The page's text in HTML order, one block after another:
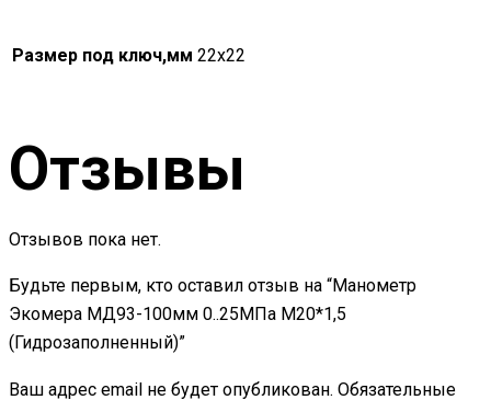
Размер под ключ,мм 22х22
Отзывы
Отзывов пока нет.
Будьте первым, кто оставил отзыв на “Манометр
Экомера МД93-100мм 0..25МПа М20*1,5
(Гидрозаполненный)”
Ваш адрес email не будет опубликован. Обязательные